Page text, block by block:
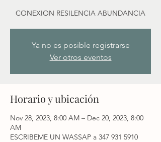
CONEXION RESILENCIA ABUNDANCIA
Ya no es posible registrarse
Ver otros eventos
Horario y ubicación
Nov 28, 2023, 8:00 AM – Dec 20, 2023, 8:00
AM
ESCRIBEME UN WASSAP a 347 931 5910